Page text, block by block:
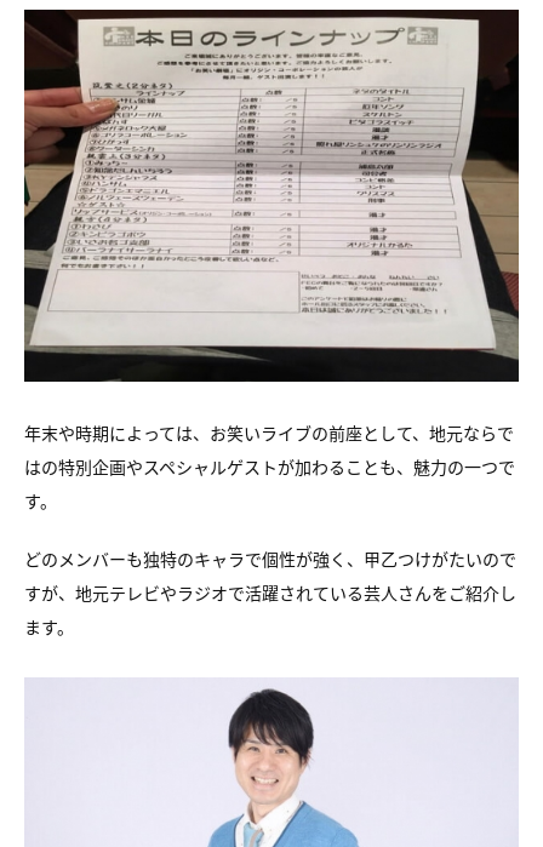
年末や時期によっては、お笑いライブの前座として、地元ならで
はの特別企画やスペシャルゲストが加わることも、魅力の一つで
す。
どのメンバーも独特のキャラで個性が強く、甲乙つけがたいので
すが、地元テレビやラジオで活躍されている芸人さんをご紹介し
ます。